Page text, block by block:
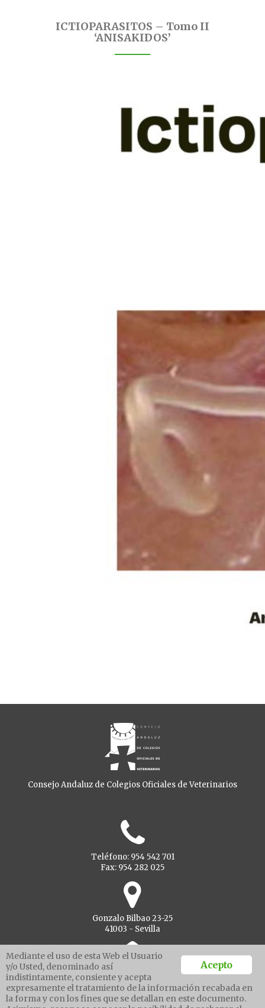
ICTIOPARASITOS – Tomo II
‘ANISAKIDOS’
Consejo Andaluz de Colegios Oficiales de Veterinarios
Teléfono: 954 542 701
Fax: 954 282 025
Gonzalo Bilbao 23-25
41003 - Sevilla
Ventanilla unica
Acepto
Mediante el uso de esta Web el Usuario
y/o Usted, denominado así
indistintamente, consiente y acepta
expresamente el tratamiento de la información recabada en
la forma y con los fines que se detallan en este documento.